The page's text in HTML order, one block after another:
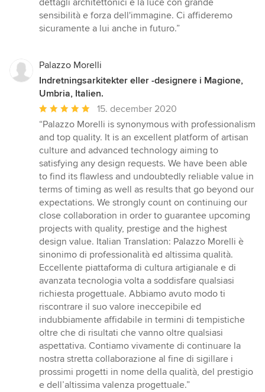
dettagli architettonici e la luce con grande
sensibilità e forza dell'immagine. Ci affideremo
sicuramente a lui anche in futuro.”
Palazzo Morelli
Indretningsarkitekter eller -designere i Magione,
Umbria, Italien.
Gennemsnitlig
bedømmelse:
5
ud
af
5
stjerner
15. december 2020
“Palazzo Morelli is synonymous with professionalism
and top quality. It is an excellent platform of artisan
culture and advanced technology aiming to
satisfying any design requests. We have been able
to find its flawless and undoubtedly reliable value in
terms of timing as well as results that go beyond our
expectations. We strongly count on continuing our
close collaboration in order to guarantee upcoming
projects with quality, prestige and the highest
design value. Italian Translation: Palazzo Morelli è
sinonimo di professionalità ed altissima qualità.
Eccellente piattaforma di cultura artigianale e di
avanzata tecnologia volta a soddisfare qualsiasi
richiesta progettuale. Abbiamo avuto modo ti
riscontrare il suo valore ineccepibile ed
indubbiamente affidabile in termini di tempistiche
oltre che di risultati che vanno oltre qualsiasi
aspettativa. Contiamo vivamente di continuare la
nostra stretta collaborazione al fine di sigillare i
prossimi progetti in nome della qualità, del prestigio
e dell’altissima valenza progettuale.”